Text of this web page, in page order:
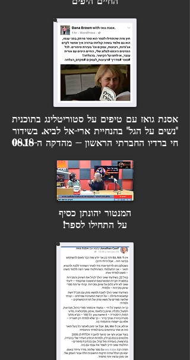
אסנת גואז עם טיפים על סטוריטלינג בתוכנית
"נשים על הגל" בהנחיית ארי-אל לביא. בשידור
חי ברדיו החברתי הראשון -- מהדקה ה-08.18
המנטור יהונתן כסיף
על התחילו לספר!